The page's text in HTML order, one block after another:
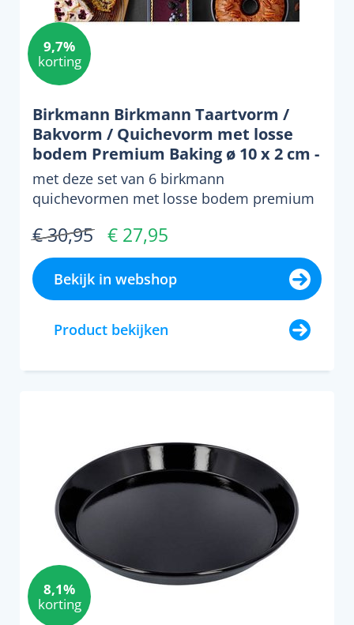
9,7%
korting
Birkmann Birkmann Taartvorm /
Bakvorm / Quichevorm met losse
bodem Premium Baking ø 10 x 2 cm -
6 Stuks
met deze set van 6 birkmann
quichevormen met losse bodem premium
€ 30,95 € 27,95
Bekijk in webshop
Product bekijken
8,1%
korting